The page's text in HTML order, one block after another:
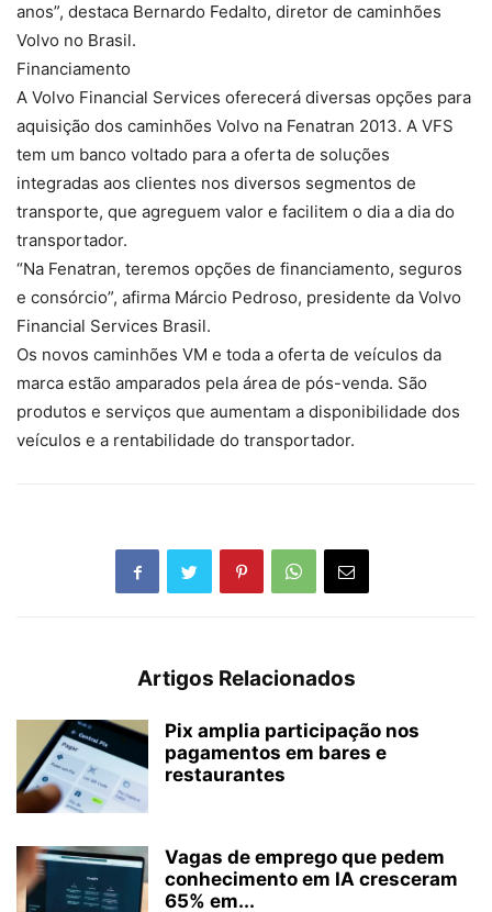
anos”, destaca Bernardo Fedalto, diretor de caminhões
Volvo no Brasil.
Financiamento
A Volvo Financial Services oferecerá diversas opções para
aquisição dos caminhões Volvo na Fenatran 2013. A VFS
tem um banco voltado para a oferta de soluções
integradas aos clientes nos diversos segmentos de
transporte, que agreguem valor e facilitem o dia a dia do
transportador.
“Na Fenatran, teremos opções de financiamento, seguros
e consórcio”, afirma Márcio Pedroso, presidente da Volvo
Financial Services Brasil.
Os novos caminhões VM e toda a oferta de veículos da
marca estão amparados pela área de pós-venda. São
produtos e serviços que aumentam a disponibilidade dos
veículos e a rentabilidade do transportador.
Artigos Relacionados
Pix amplia participação nos
pagamentos em bares e
restaurantes
Vagas de emprego que pedem
conhecimento em IA cresceram
65% em...